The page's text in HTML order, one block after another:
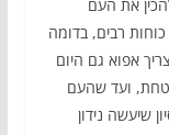
את העם
רבים, בדומה
אפוא גם היום
ועד שהעם
שיעשה נידון